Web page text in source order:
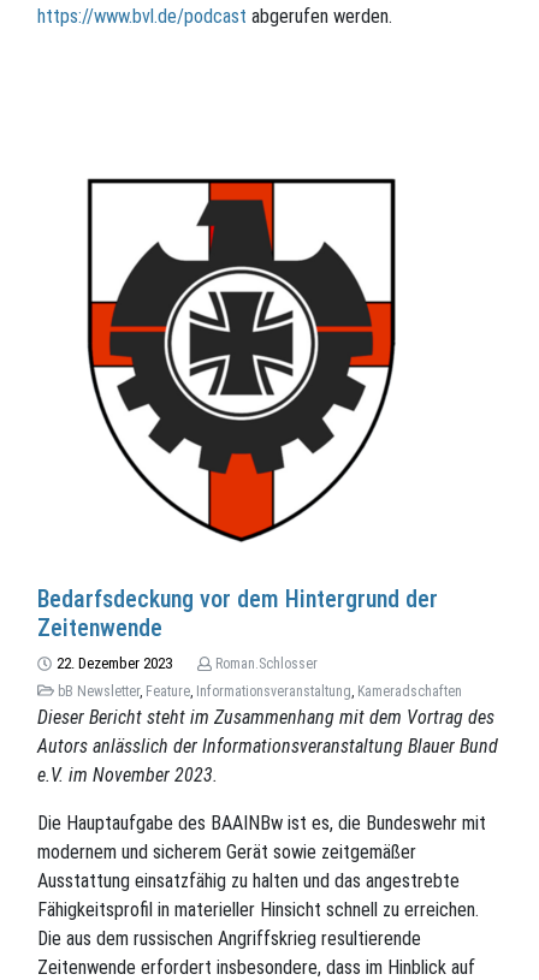
https://www.bvl.de/podcast abgerufen werden.
Bedarfsdeckung vor dem Hintergrund der
Zeitenwende
22. Dezember 2023
Roman.Schlosser
bB Newsletter, Feature Informationsveranstaltung Kameradschaften
Dieser Bericht steht im Zusammenhang mit dem Vortrag des
Autors anlässlich der Informationsveranstaltung Blauer Bund
e.V. im November 2023.
Die Hauptaufgabe des BAAINBw ist es, die Bundeswehr mit
modernem und sicherem Gerät sowie zeitgemäßer
Ausstattung einsatzfähig zu halten und das angestrebte
Fähigkeitsprofil in materieller Hinsicht schnell zu erreichen.
Die aus dem russischen Angriffskrieg resultierende
Zeitenwende erfordert insbesondere, dass im Hinblick auf